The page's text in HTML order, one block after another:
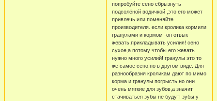
попробуйте сено сбрызнуть
подсолёной водичкой ,это его может
привлечь или поменяйте
производителя. если кролика кормили
гранулами и кормом -он отвык
жевать,прикладывать усилия! сено
сухое,а потому чтобы его жевать
нужно много усилий! гранулы это то
же самое сено,но в другом виде. Для
разнообразия кроликам дают по мимо
корма и гранулы погрысть,но они
очень мягкие для зубов,а значит
стачиваться зубы не будут! зубы у